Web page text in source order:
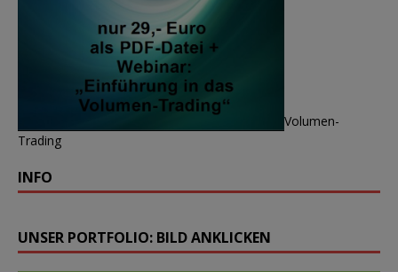
Volumen-
Trading
INFO
UNSER PORTFOLIO: BILD ANKLICKEN